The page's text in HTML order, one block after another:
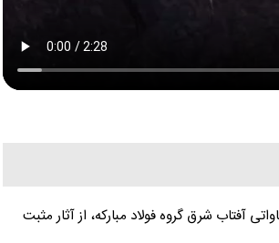
کنشگر و فعال محیط زیست در بازدید از نیروگاه خورشیدی ۶۰۰ مگاواتی آفتاب شرق گروه فولاد مبارکه، از آثار مثبت